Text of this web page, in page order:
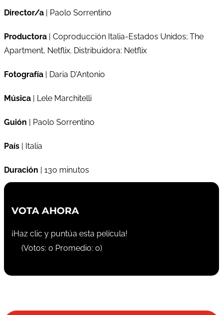
Director/a | Paolo Sorrentino
Productora | Coproducción Italia-Estados Unidos; The
Apartment, Netflix. Distribuidora: Netflix
Fotografía | Daria D'Antonio
Música | Lele Marchitelli
Guión | Paolo Sorrentino
País | Italia
Duración | 130 minutos
VOTA AHORA
¡Haz clic y puntúa esta película!
(Votos: 0 Promedio: 0)